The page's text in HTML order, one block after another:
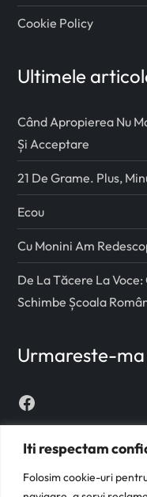
Iti respectam
Folosim cookie-uri
e
r
t
i
c
o
l
e
Cookie Policy
Ultimele
Când Apropierea Nu
Și Acceptare
21 De Grame. Plus,
Ecou
Cu Monini Am
De La Tăcere La
Schimbe Școala
Urmareste-ma
Instagram